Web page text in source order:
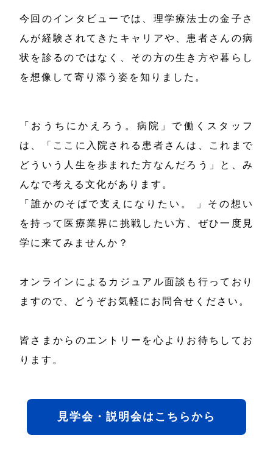
今回のインタビューでは、理学療法士の金子さ
んが経験されてきたキャリアや、患者さんの病
状を診るのではなく、その方の生き方や暮らし
を想像して寄り添う姿を知りました。
「おうちにかえろう。病院」で働くスタッフ
は、「ここに入院される患者さんは、これまで
どういう人生を歩まれた方なんだろう」と、み
んなで考える文化があります。
「誰かのそばで支えになりたい。 」その想い
を持って医療業界に挑戦したい方、ぜひ一度見
学に来てみませんか？
オンラインによるカジュアル面談も行っており
ますので、どうぞお気軽にお問合せください。
皆さまからのエントリーを心よりお待ちしてお
ります。
見学会・説明会はこちらから